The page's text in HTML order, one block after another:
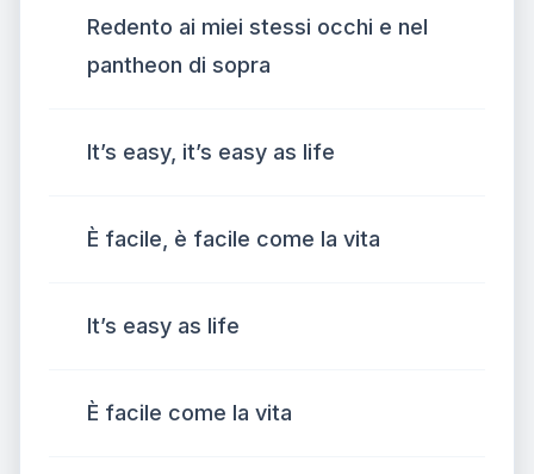
Redento ai miei stessi occhi e nel
pantheon di sopra
It’s easy, it’s easy as life
È facile, è facile come la vita
It’s easy as life
È facile come la vita